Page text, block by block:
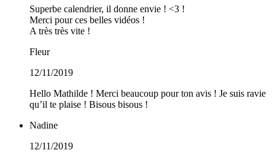
Superbe calendrier, il donne envie ! <3 !
Merci pour ces belles vidéos !
A très très vite !
Fleur
12/11/2019
Hello Mathilde ! Merci beaucoup pour ton avis ! Je suis ravie
qu’il te plaise ! Bisous bisous !
Nadine
12/11/2019